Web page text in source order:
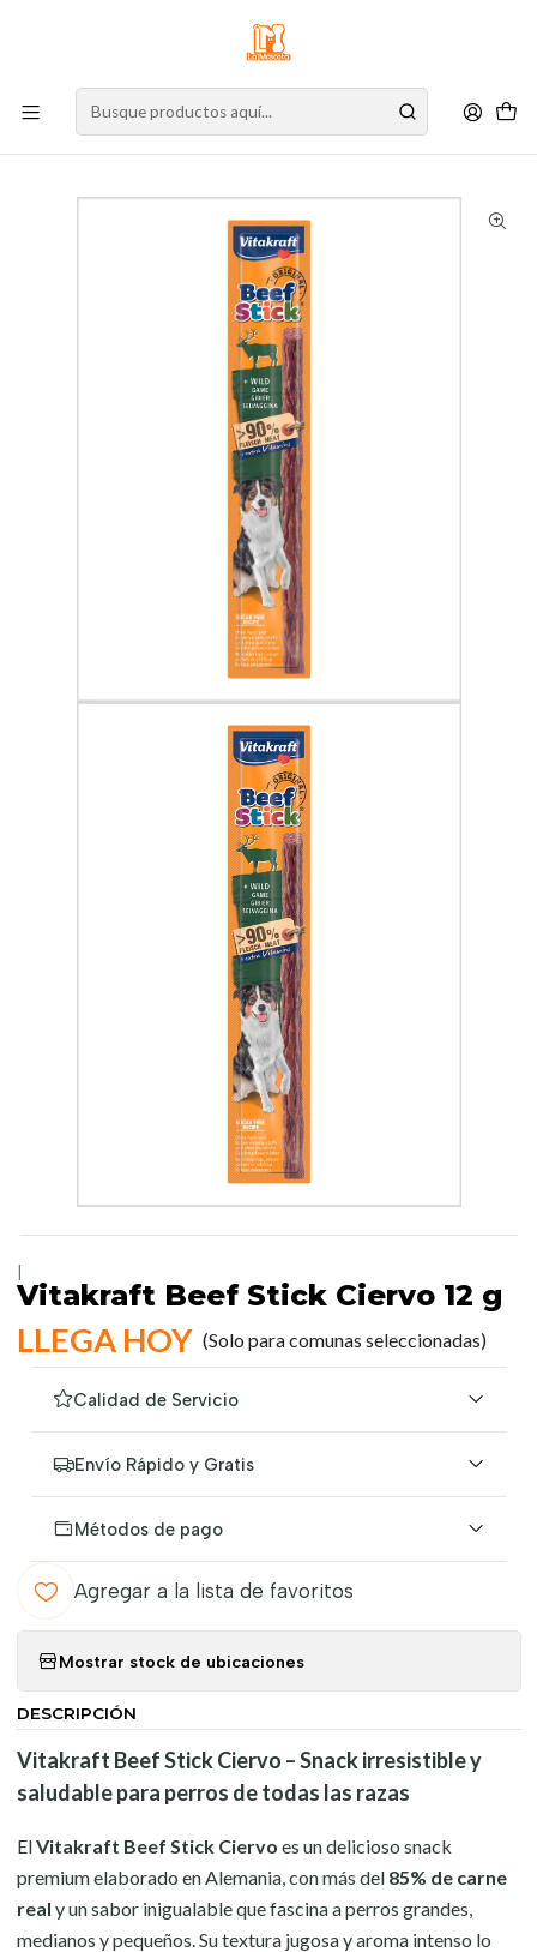
Nuestro stock online es independiente de la tienda física.
Compre por la web para garantizar sus productos y espere nuestra
Inicio Perro Alimento para Perros
Snacks
Vitakraft Beef Stick Ciervo 12 g
Vitakraft Beef Stick Ciervo 12 g
LLEGA HOY (Solo para comunas seleccionadas)
Calidad de Servicio
Envío Rápido y Gratis
Métodos de pago
Agregar a la lista de favoritos
Mostrar stock de ubicaciones
DESCRIPCIÓN
Vitakraft Beef Stick Ciervo – Snack irresistible y
saludable para perros de todas las razas
ElVitakraft Beef Stick Ciervo es un delicioso snack
premium elaborado en Alemania, con más del 85% de carne
real y un sabor inigualable que fascina a perros grandes,
medianos y pequeños. Su textura jugosa y aroma intenso lo